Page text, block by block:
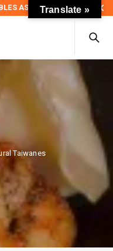
ASIÁTICOS
Taiwanes
Translate »